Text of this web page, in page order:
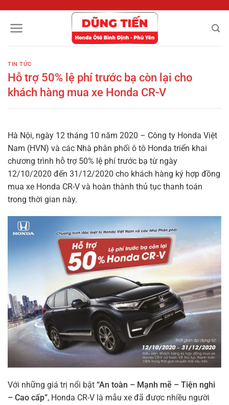
nội
TIN TỨC
Hỗ trợ 50% lệ phí trước bạ còn lại cho
khách hàng mua xe Honda CR-V
Hà Nội, ngày 12 tháng 10 năm 2020 – Công ty Honda Việt
Nam (HVN) và các Nhà phân phối ô tô Honda triển khai
chương trình hỗ trợ 50% lệ phí trước bạ từ ngày
12/10/2020 đến 31/12/2020 cho khách hàng ký hợp đồng
mua xe Honda CR-V và hoàn thành thủ tục thanh toán
trong thời gian này.
Với những giá trị nổi bật “An toàn – Mạnh mẽ – Tiện nghi
– Cao cấp”, Honda CR-V là mẫu xe đã được nhiều người